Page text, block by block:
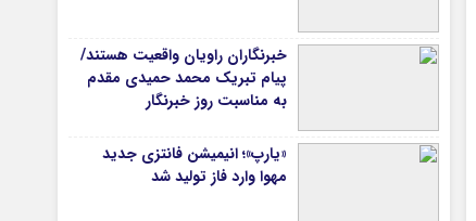
خبرنگاران راویان واقعیت هستند/
پیام تبریک محمد حمیدی مقدم
به مناسبت روز خبرنگار
«یارپ»؛ انیمیشن فانتزی جدید
مهوا وارد فاز تولید شد